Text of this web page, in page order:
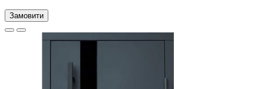
Замовити